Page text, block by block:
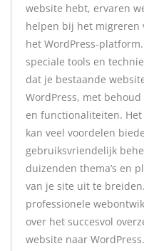
website hebt, ervaren
helpen bij het migreren
het WordPress-
speciale tools en
dat je bestaande
WordPress, met
en functionaliteiten.
kan veel voordelen
gebruiksvriendelijk
duizenden thema’s en
van je site uit te
professionele
over het succesvol
website naar WordPress.